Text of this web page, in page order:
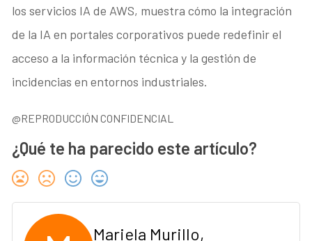
los servicios IA de AWS, muestra cómo la integración
de la IA en portales corporativos puede redefinir el
acceso a la información técnica y la gestión de
incidencias en entornos industriales.
@REPRODUCCIÓN CONFIDENCIAL
¿Qué te ha parecido este artículo?
Mariela Murillo,